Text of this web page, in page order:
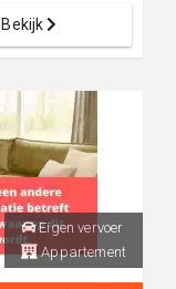
Bekijk
Eigen vervoer
Appartement